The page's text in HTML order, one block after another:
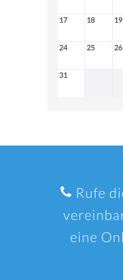
17 18 19
24 25 26
31
Rufe
eine